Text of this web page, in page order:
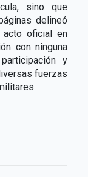
sino que
delineó
acto oficial en
con ninguna
y
fuerzas